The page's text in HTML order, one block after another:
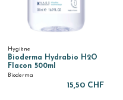
Hygiène
Bioderma Hydrabio H2O
Flacon 500ml
Bioderma
15,50 CHF